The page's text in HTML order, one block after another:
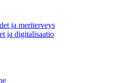
ja meriterveys
ja digitalisaatio